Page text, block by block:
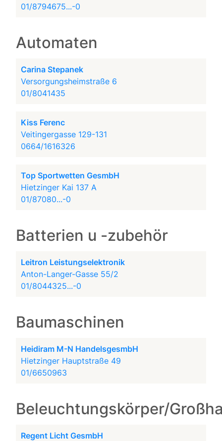
01/8794675...-0
Automaten
Carina Stepanek
Versorgungsheimstraße 6
01/8041435
Kiss Ferenc
Veitingergasse 129-131
0664/1616326
Top Sportwetten GesmbH
Hietzinger Kai 137 A
01/87080...-0
Batterien u -zubehör
Leitron Leistungselektronik
Anton-Langer-Gasse 55/2
01/8044325...-0
Baumaschinen
Heidiram M-N HandelsgesmbH
Hietzinger Hauptstraße 49
01/6650963
Beleuchtungskörper/
Regent Licht GesmbH